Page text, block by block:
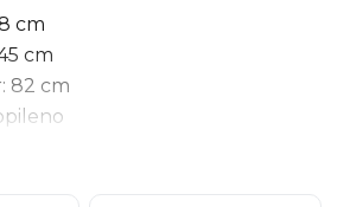
cm
cm
82 cm
Eco cuero